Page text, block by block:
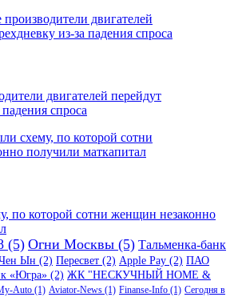
двигателей перейдут
спроса
по которой сотни женщин незаконно
(5) Огни Москвы (5) Тальменка-банк
Ын (2) Пересвет (2) Apple Pay (2) ПАО
«Югра» (2) ЖК "НЕСКУЧНЫЙ HOME &
Auto (1) Aviator-News (1) Finanse-Info (1) Сегодня в